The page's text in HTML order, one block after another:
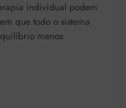
individual podem
que todo o sistema
menos